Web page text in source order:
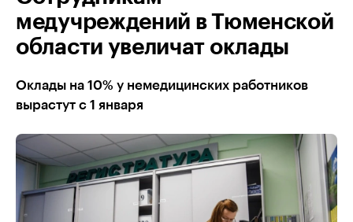
медучреждений в Тюменской
области увеличат оклады
Оклады на 10% у немедицинских работников
вырастут с 1 января